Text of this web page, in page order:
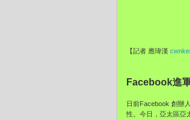
【記者 應瑋漢
Facebook進
日前Facebook 創辦
性。今日，亞太區亞